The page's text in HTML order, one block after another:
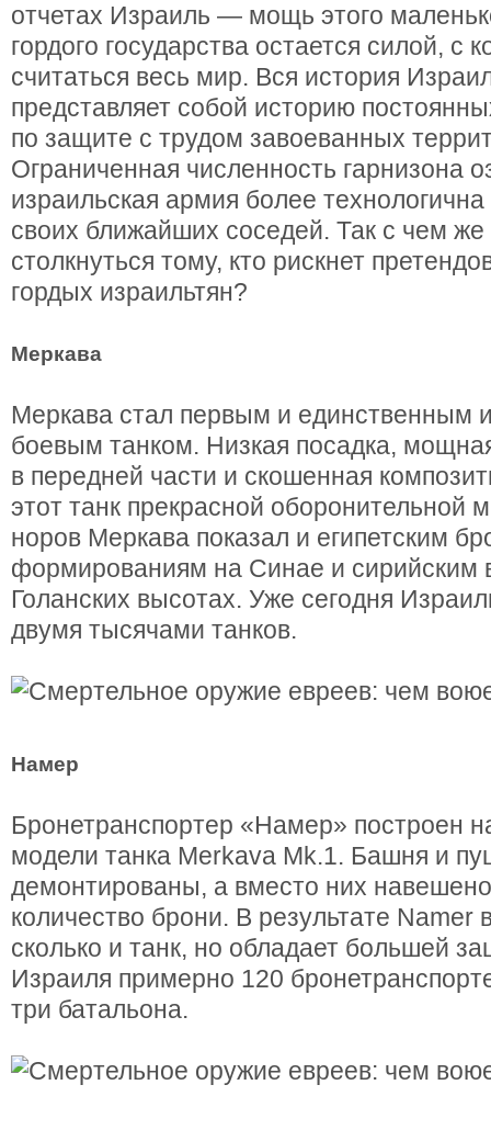
отчетах Израиль — мощь этого
гордого государства остается силой, с
считаться весь мир. Вся история
представляет собой историю
по защите с трудом завоеванных
Ограниченная численность гарнизона
израильская армия более
своих ближайших соседей. Так с чем же
столкнуться тому, кто рискнет
гордых израильтян?
Меркава
Меркава стал первым и единственным
боевым танком. Низкая посадка,
в передней части и скошенная
этот танк прекрасной оборонительной
норов Меркава показал и египетским
формированиям на Синае и сирийским
Голанских высотах. Уже сегодня
двумя тысячами танков.
Намер
Бронетранспортер «Намер» построен
модели танка Merkava Mk.1. Башня и
демонтированы, а вместо них
количество брони. В результате Namer
сколько и танк, но обладает большей
Израиля примерно 120
три батальона.